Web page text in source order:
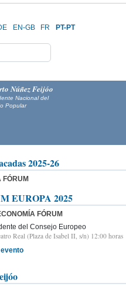
EN-GB FR PT-PT
Fernández
del Partido Popular de Castilla y León y
2025-26
FÓRUM
EUROPA 2025
FÓRUM
del Consejo Europeo
Real (Plaza de Isabel II, s/n) 12:00 horas